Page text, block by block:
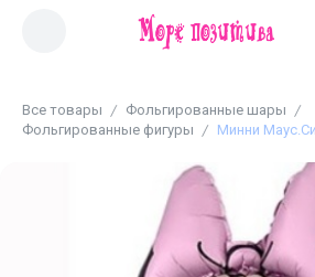
Все товары
Фольгированные шары
Фольгированные фигуры
Минни